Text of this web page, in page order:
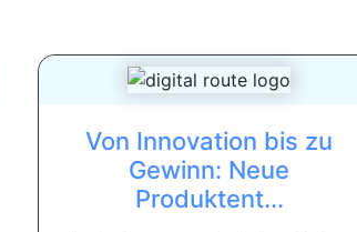
Von Innovation bis zu
Gewinn: Neue
Produktent...